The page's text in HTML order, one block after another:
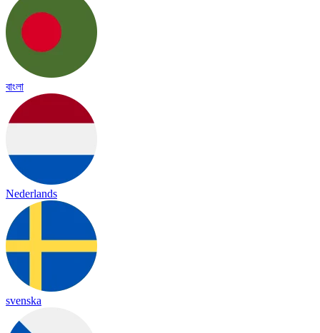
বাংলা
Nederlands
svenska